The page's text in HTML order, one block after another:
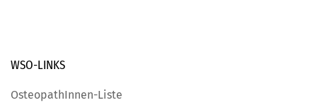
WSO-LINKS
OsteopathInnen-Liste